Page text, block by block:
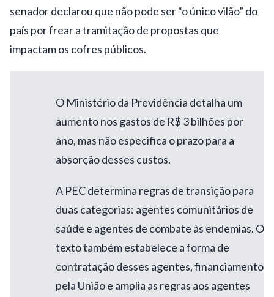
senador declarou que não pode ser “o único vilão” do
país por frear a tramitação de propostas que
impactam os cofres públicos.
O Ministério da Previdência detalha um
aumento nos gastos de R$ 3 bilhões por
ano, mas não especifica o prazo para a
absorção desses custos.
A PEC determina regras de transição para
duas categorias: agentes comunitários de
saúde e agentes de combate às endemias. O
texto também estabelece a forma de
contratação desses agentes, financiamento
pela União e amplia as regras aos agentes